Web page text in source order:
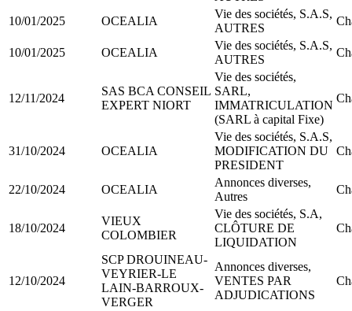
10/01/2025 OCEALIA
Vie des sociétés, S.A.S,
AUTRES
10/01/2025 OCEALIA
Vie des sociétés, S.A.S,
AUTRES
12/11/2024
SAS BCA CONSEIL
EXPERT NIORT
Vie des sociétés,
SARL,
IMMATRICULATION
(SARL à capital Fixe)
31/10/2024 OCEALIA
Vie des sociétés, S.A.S,
MODIFICATION DU
PRESIDENT
22/10/2024 OCEALIA
Annonces diverses,
Autres
18/10/2024
VIEUX
COLOMBIER
Vie des sociétés, S.A,
CLÔTURE DE
LIQUIDATION
12/10/2024
SCP DROUINEAU-
VEYRIER-LE
LAIN-BARROUX-
VERGER
Annonces diverses,
VENTES PAR
ADJUDICATIONS